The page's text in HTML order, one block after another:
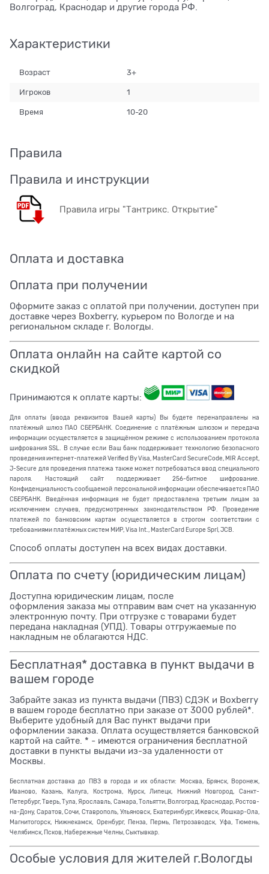
Волгоград, Краснодар и другие города РФ.
Характеристики
Возраст 3+
Игроков 1
Время 10-20
Правила
Правила и инструкции
Правила игры "Тантрикс. Открытие"
Оплата и доставка
Оплата при получении
Оформите заказ с оплатой при получении, доступен при
доставке через Boxberry, курьером по Вологде и на
региональном складе г. Вологды.
Оплата онлайн на сайте картой со
скидкой
Принимаются к оплате карты:
Для оплаты (ввода реквизитов Вашей карты) Вы будете перенаправлены на
платёжный шлюз ПАО СБЕРБАНК. Соединение с платёжным шлюзом и передача
информации осуществляется в защищённом режиме с использованием протокола
шифрования SSL. В случае если Ваш банк поддерживает технологию безопасного
проведения интернет-платежей Verified By Visa, MasterCard SecureCode, MIR Accept,
J-Secure для проведения платежа также может потребоваться ввод специального
пароля. Настоящий сайт поддерживает 256-битное шифрование.
Конфиденциальность сообщаемой персональной информации обеспечивается ПАО
СБЕРБАНК. Введённая информация не будет предоставлена третьим лицам за
исключением случаев, предусмотренных законодательством РФ. Проведение
платежей по банковским картам осуществляется в строгом соответствии с
требованиями платёжных систем МИР, Visa Int., MasterCard Europe Sprl, JCB.
Способ оплаты доступен на всех видах доставки.
Оплата по счету (юридическим лицам)
Доступна юридическим лицам, после
оформления заказа мы отправим вам счет на указанную
электронную почту. При отгрузке с товарами будет
передана накладная (УПД). Товары отгружаемые по
накладным не облагаются НДС.
Бесплатная* доставка в пункт выдачи в
вашем городе
Забрайте заказ из пункта выдачи (ПВЗ) СДЭК и Boxberry
в вашем городе бесплатно при заказе от 3000 рублей*.
Выберите удобный для Вас пункт выдачи при
оформлении заказа. Оплата осуществляется банковской
картой на сайте. * - имеются ограничения бесплатной
доставки в пункты выдачи из-за удаленности от
Москвы.
Бесплатная доставка до ПВЗ в города и их области: Москва, Брянск, Воронеж,
Иваново, Казань, Калуга, Кострома, Курск, Липецк, Нижний Новгород, Санкт-
Петербург, Тверь, Тула, Ярославль, Самара, Тольятти, Волгоград, Краснодар, Ростов-
на-Дону, Саратов, Сочи, Ставрополь, Ульяновск, Екатеринбург, Ижевск, Йошкар-Ола,
Магнитогорск, Нижнекамск, Оренбург, Пенза, Пермь, Петрозаводск, Уфа, Тюмень,
Челябинск, Псков, Набережные Челны, Сыктывкар.
Особые условия для жителей г.Вологды